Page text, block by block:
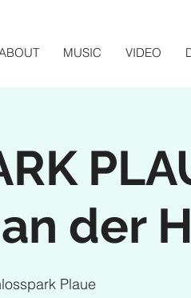
MUSIC VIDEO
der
Plaue